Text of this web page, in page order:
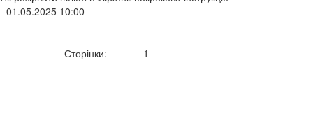
- 01.05.2025 10:00
Сторінки: 1